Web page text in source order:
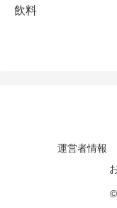
飲料
運営者情報